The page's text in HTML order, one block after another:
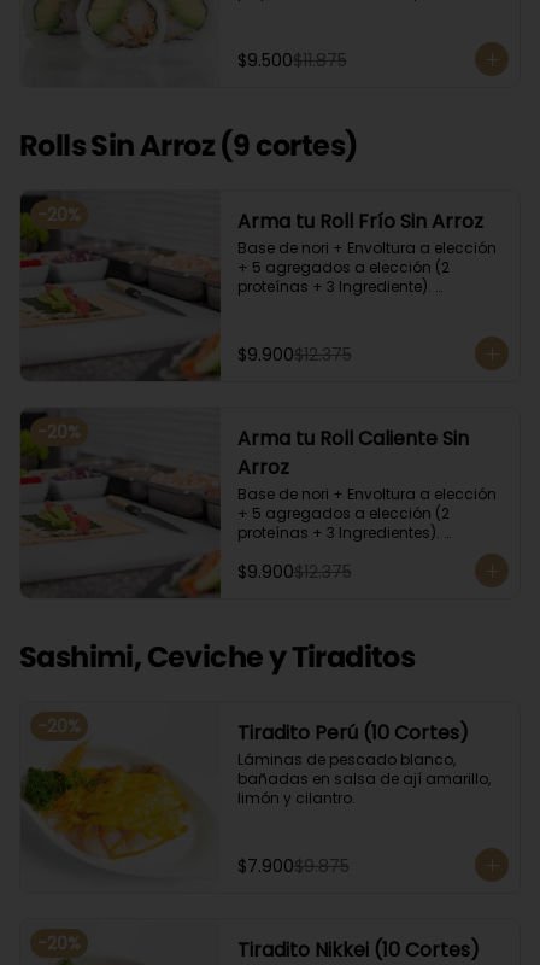
$9.500$11.875
Rolls Sin Arroz (9 cortes)
-20% Arma tu Roll Frío Sin Arroz
Base de nori + Envoltura a elección
+ 5 agregados a elección (2
proteínas + 3 Ingrediente).
relleno palta y/o queso crema para
que el roll pueda compactar y ser
$9.900$12.375
-20%
Arma tu Roll Caliente Sin
Arroz
Base de nori + Envoltura a elección
+ 5 agregados a elección (2
proteínas + 3 Ingredientes).
Acompañado con salsa de soya.
Recomendamos incluir en el relleno
palta y/o queso crema para que el
$9.900$12.375
Sashimi, Ceviche y Tiraditos
-20% Tiradito Perú (10 Cortes)
Láminas de pescado blanco,
bañadas en salsa de ají amarillo,
limón y cilantro.
$7.900$9.875
-20% Tiradito Nikkei (10 Cortes)